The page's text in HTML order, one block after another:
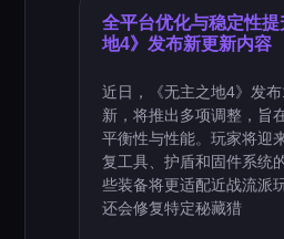
全平台优化与稳定性
地4》发布新更新内容
近日，《无主之地4》发
新，将推出多项调整，旨
平衡性与性能。玩家将迎
复工具、护盾和固件系统
些装备将更适配近战流派
还会修复特定秘藏猎